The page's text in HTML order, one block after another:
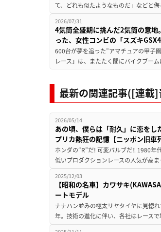
て、どれも似たようなものだ」などと
2026/07/31
4気筒全盛期に挑んだ2気筒の意
った、女性コンビの「スズキ
600台が夢を追った”アマチュアの甲子
レース」は、またたく間にバイクブー
最新の関連記事([連載
2026/05/14
あの頃、僕らは「耐久」に恋を
プリカ熱狂の記憶【ニッポン旧車
ホンダの“R”だ! 可変バルブだ‼ 1980年
低いプロダクションレースの人気が高
2025/12/03
【昭和の名車】カワサキ
ートモデル
ナナハン並みの極太リヤタイヤに見惚
年。技術の進化に伴い、各社はレース